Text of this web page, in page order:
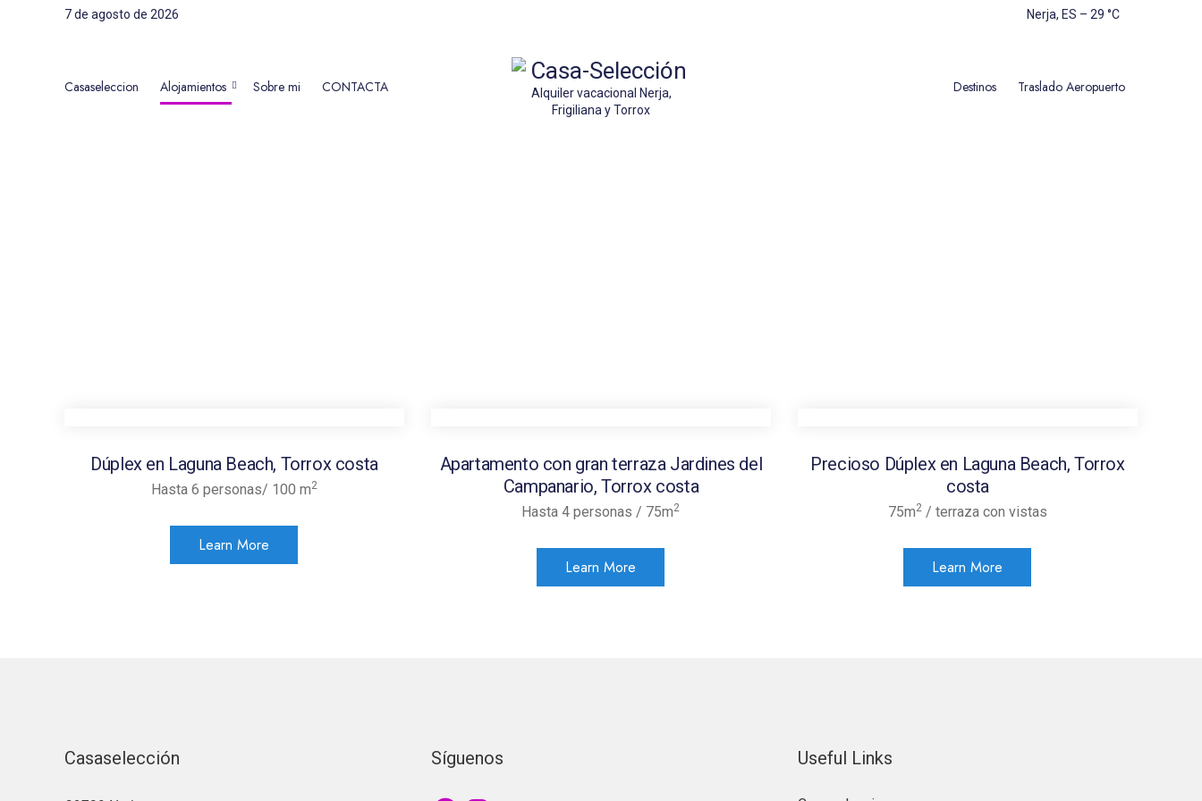
7 de agosto de 2026 Nerja, ES – 29 C
Casaseleccion Alojamientos Sobre mi CONTACTA
Alquiler vacacional Nerja,
Frigiliana y Torrox
Destinos Traslado Aeropuerto
Dúplex en Laguna Beach, Torrox costa
Hasta 6 personas/ 100 m2
Learn More
Apartamento con gran terraza Jardines del
Campanario, Torrox costa
Hasta 4 personas / 75m2
Learn More
Precioso Dúplex en Laguna Beach, Torrox
costa
75m2/ terraza con vistas
Learn More
Casaselección Síguenos Useful Links